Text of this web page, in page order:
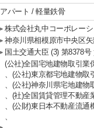
アパート / 軽量鉄骨
株式会社丸中コーポレー
神奈川県相模原市中央区
国土交通大臣 (3) 第8378
(公社)全国宅地建物取引業
、(公社)東京都宅地建物取
、(公社)神奈川県宅地建物
、(社)全国賃貸管理不動産
、(公財)東日本不動産流通
、